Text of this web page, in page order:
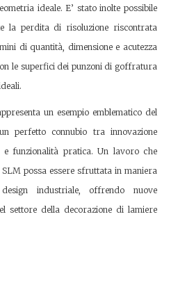
ideale. E’ stato inolte possibile
la perdita di risoluzione riscontrata
di quantità, dimensione e acutezza
le superfici dei punzoni di goffratura
un esempio emblematico del
perfetto connubio tra innovazione
e funzionalità pratica. Un lavoro che
possa essere sfruttata in maniera
industriale, offrendo nuove
settore della decorazione di lamiere